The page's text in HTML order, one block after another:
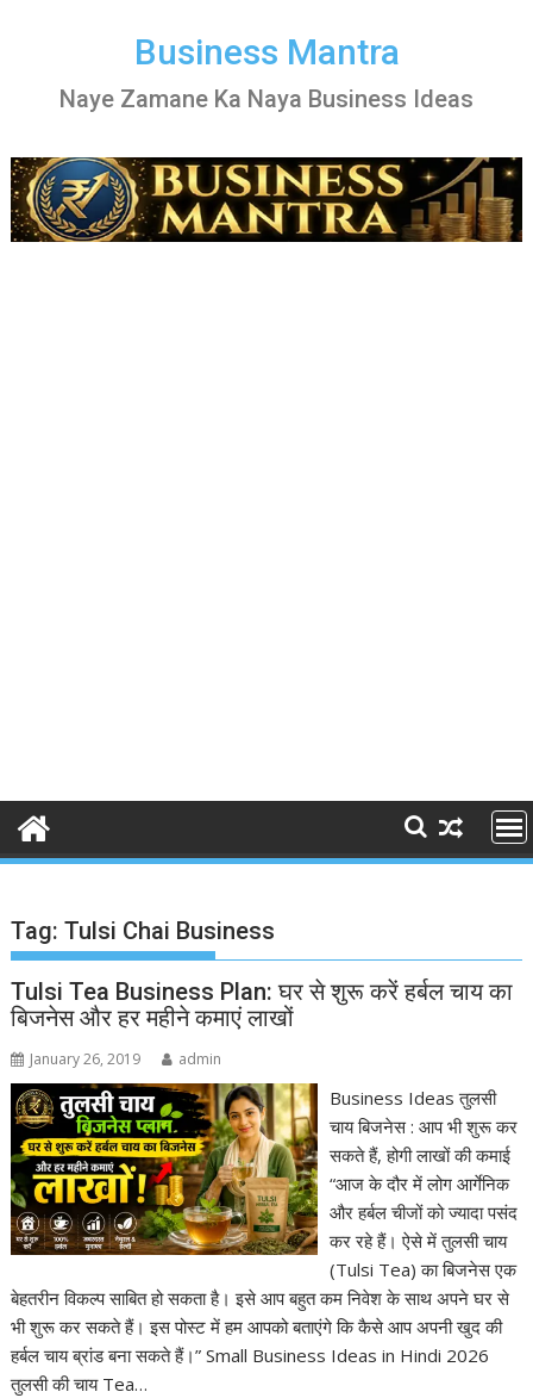
Business Mantra
Naye Zamane Ka Naya Business Ideas
Tag:Tulsi Chai Business
Tulsi Tea Business Plan: घर से शुरू करें हर्बल चाय का
बिजनेस और हर महीने कमाएं लाखों
January 26, 2019 admin
Business Ideas तुलसी
चाय बिजनेस : आप भी शुरू कर
सकते हैं, होगी लाखों की कमाई
“आज के दौर में लोग आर्गेनिक
और हर्बल चीजों को ज्यादा पसंद
कर रहे हैं। ऐसे में तुलसी चाय
(Tulsi Tea) का बिजनेस एक
बेहतरीन विकल्प साबित हो सकता है। इसे आप बहुत कम निवेश के साथ अपने घर से
भी शुरू कर सकते हैं। इस पोस्ट में हम आपको बताएंगे कि कैसे आप अपनी खुद की
हर्बल चाय ब्रांड बना सकते हैं।” Small Business Ideas in Hindi 2026
तुलसी की चाय Tea…